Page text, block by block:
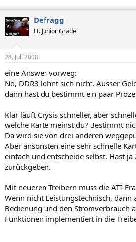
Defragg
Lt. Junior Grade
28. Juli 2008
eine Answer vorweg:
Nö, DDR3 lohnt sich nicht. Ausser
dann hast du bestimmt ein paar
Klar läuft Crysis schneller, aber
welche Karte meinst du? Bestimmt
Da wird sie von drei anderen
Aber ansonsten eine sehr schnelle
einfach und entscheide selbst. Hast ja
zurückgeben.
Mit neueren Treibern muss die ATI-
Wenn nicht Leistungstechnisch, dann
Bedienung und den Stromverbrauch
Funktionen implementiert in die